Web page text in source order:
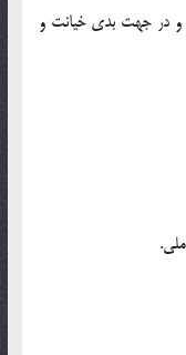
و در جهت بدي خيانت و